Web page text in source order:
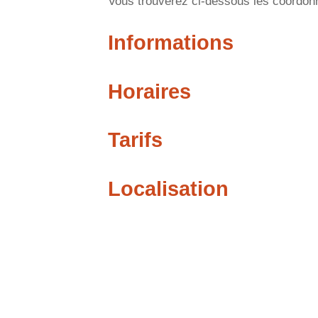
Informations
Horaires
Tarifs
Localisation